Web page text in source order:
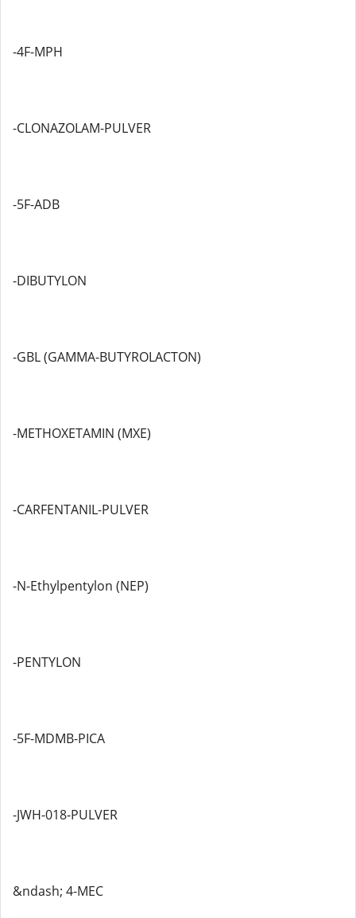
-4F-MPH
-CLONAZOLAM-PULVER
-5F-ADB
-DIBUTYLON
-GBL (GAMMA-BUTYROLACTON)
-METHOXETAMIN (MXE)
-CARFENTANIL-PULVER
-N-Ethylpentylon (NEP)
-PENTYLON
-5F-MDMB-PICA
-JWH-018-PULVER
&ndash; 4-MEC